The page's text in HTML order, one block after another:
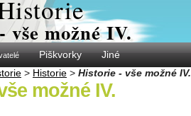
vše možné IV.
Piškvorky
Jiné
> Historie > Historie - vše možné IV.
možné IV.